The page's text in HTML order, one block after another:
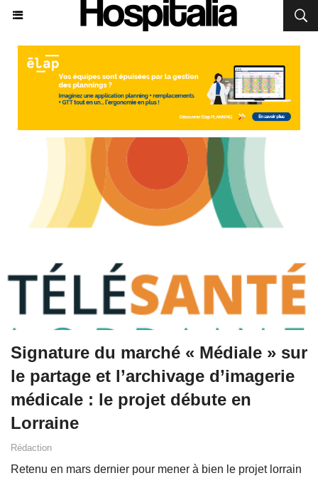
Signature du marché « Médiale » sur
le partage et l’archivage d’imagerie
médicale : le projet débute en
Lorraine
Rédaction
Retenu en mars dernier pour mener à bien le projet lorrain